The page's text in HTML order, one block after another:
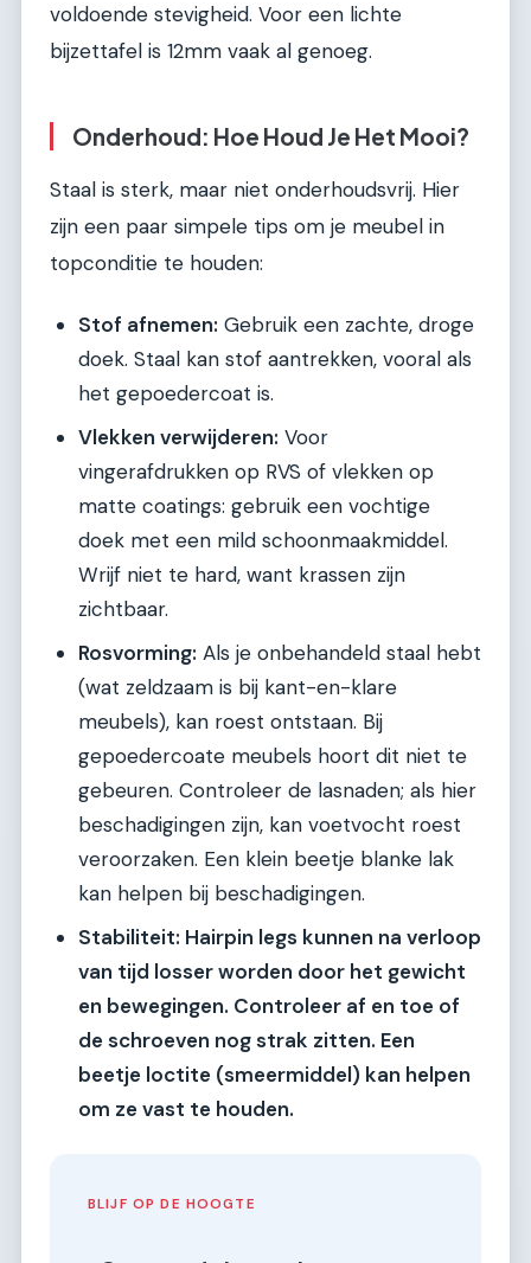
voldoende stevigheid. Voor een lichte
bijzettafel is 12mm vaak al genoeg.
Onderhoud: Hoe Houd Je Het Mooi?
Staal is sterk, maar niet onderhoudsvrij. Hier
zijn een paar simpele tips om je meubel in
topconditie te houden:
Stof afnemen: Gebruik een zachte, droge
doek. Staal kan stof aantrekken, vooral als
het gepoedercoat is.
Vlekken verwijderen: Voor
vingerafdrukken op RVS of vlekken op
matte coatings: gebruik een vochtige
doek met een mild schoonmaakmiddel.
Wrijf niet te hard, want krassen zijn
zichtbaar.
Rosvorming: Als je onbehandeld staal hebt
(wat zeldzaam is bij kant-en-klare
meubels), kan roest ontstaan. Bij
gepoedercoate meubels hoort dit niet te
gebeuren. Controleer de lasnaden; als hier
beschadigingen zijn, kan voetvocht roest
veroorzaken. Een klein beetje blanke lak
kan helpen bij beschadigingen.
Stabiliteit: Hairpin legs kunnen na verloop
van tijd losser worden door het gewicht
en bewegingen. Controleer af en toe of
de schroeven nog strak zitten. Een
beetje loctite (smeermiddel) kan helpen
om ze vast te houden.
BLIJF OP DE HOOGTE